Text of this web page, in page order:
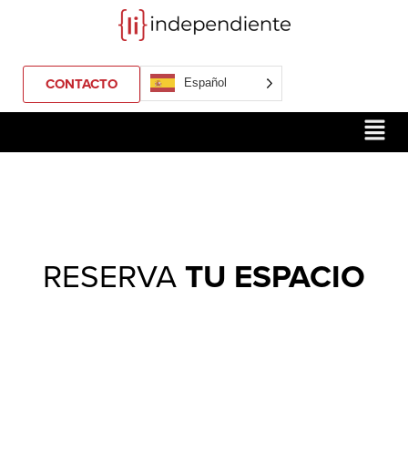
CONTACTO Español
RESERVATU ESPACIO